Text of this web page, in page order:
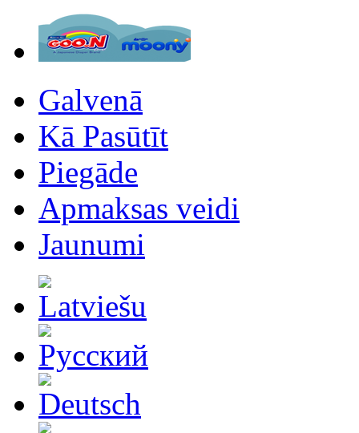
Galvenā
Kā Pasūtīt
Piegāde
Apmaksas veidi
Jaunumi